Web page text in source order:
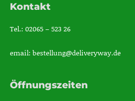
Kontakt
Tel.: 02065 – 523 26
email: bestellung@deliveryway.de
Öffnungszeiten